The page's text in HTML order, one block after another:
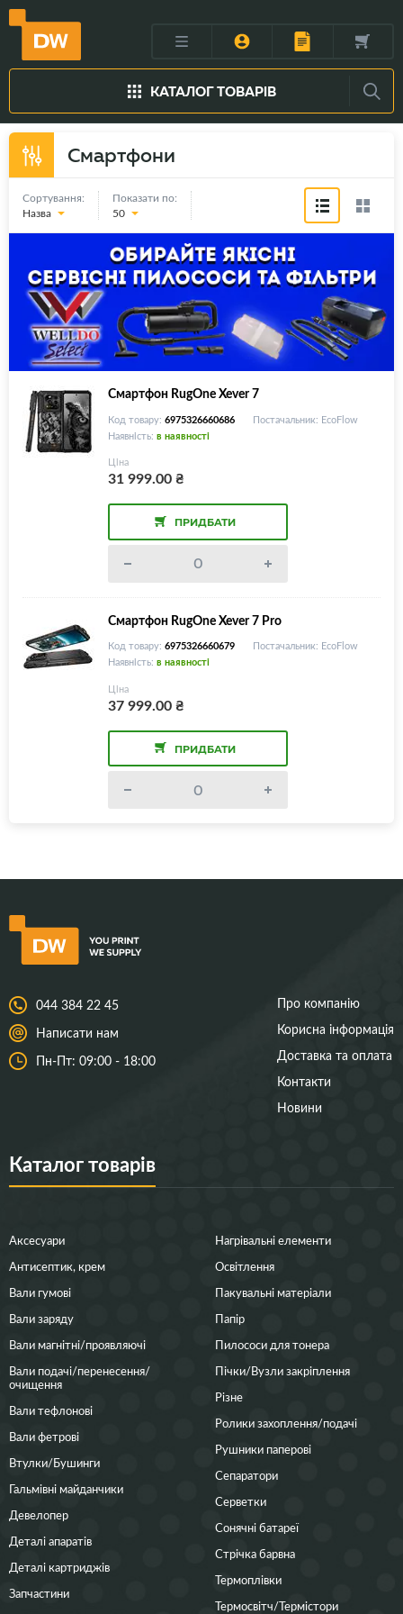
КАТАЛОГ ТОВАРІВ
Смартфони
Сортування:
Назва
Показати по:
50
Смартфон RugOne Xever 7
Код товару: 6975326660686
Постачальник: EcoFlow
Наявність: в наявності
Ціна
31 999.00₴
ПРИДБАТИ
Смартфон RugOne Xever 7 Pro
Код товару: 6975326660679
Постачальник: EcoFlow
Наявність: в наявності
Ціна
37 999.00₴
ПРИДБАТИ
044 384 22 45
Написати нам
Пн-Пт: 09:00 - 18:00
Про компанію
Корисна інформація
Доставка та оплата
Контакти
Новини
Каталог товарів
Аксесуари
Антисептик, крем
Вали гумові
Вали заряду
Вали магнітні/проявляючі
Вали подачі/перенесення/
очищення
Вали тефлонові
Вали фетрові
Втулки/Бушинги
Гальмівні майданчики
Девелопер
Деталі апаратів
Деталі картриджів
Запчастини
Нагрівальні елементи
Освітлення
Пакувальні матеріали
Папір
Пилососи для тонера
Пічки/Вузли закріплення
Різне
Ролики захоплення/подачі
Рушники паперові
Сепаратори
Серветки
Сонячні батареї
Стрічка барвна
Термоплівки
Термосвітч/Термістори